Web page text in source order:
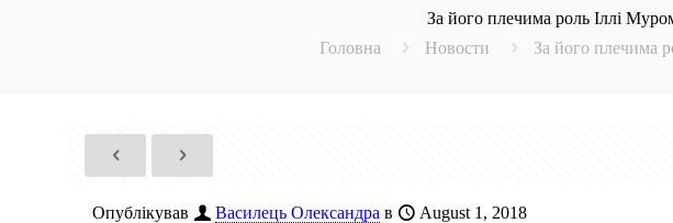
За його плечима роль Іллі
Головна
Новости За його плечима
Опублікував Василець Олександра в August 1, 2018